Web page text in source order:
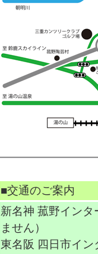
■交通のご案内
新名神 菰野イン
ません）
東名阪 四日市イ